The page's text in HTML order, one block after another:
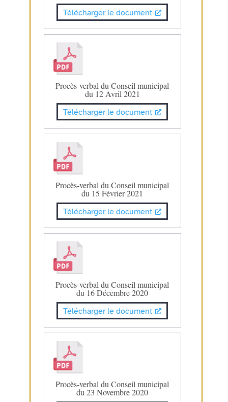
Télécharger le document
Procès-verbal du Conseil municipal
du 12 Avril 2021
Télécharger le document
Procès-verbal du Conseil municipal
du 15 Février 2021
Télécharger le document
Procès-verbal du Conseil municipal
du 16 Décembre 2020
Télécharger le document
Procès-verbal du Conseil municipal
du 23 Novembre 2020